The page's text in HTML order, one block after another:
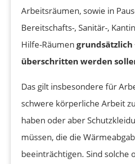
Arbeitsräumen, sowie in
Bereitschafts-, Sanitär-,
Hilfe-Räumen grundsätzlich
überschritten werden
Das gilt insbesondere für
schwere körperliche Arbeit
haben oder aber
müssen, die die
beeinträchtigen. Sind solche